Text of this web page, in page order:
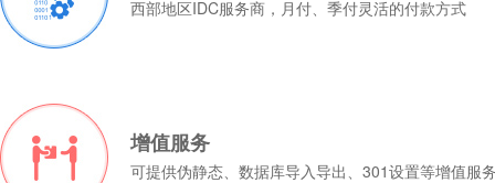
西部地区IDC服务商，月付、季付灵活的付款方式
增值服务
可提供伪静态、数据库导入导出、301设置等增值服